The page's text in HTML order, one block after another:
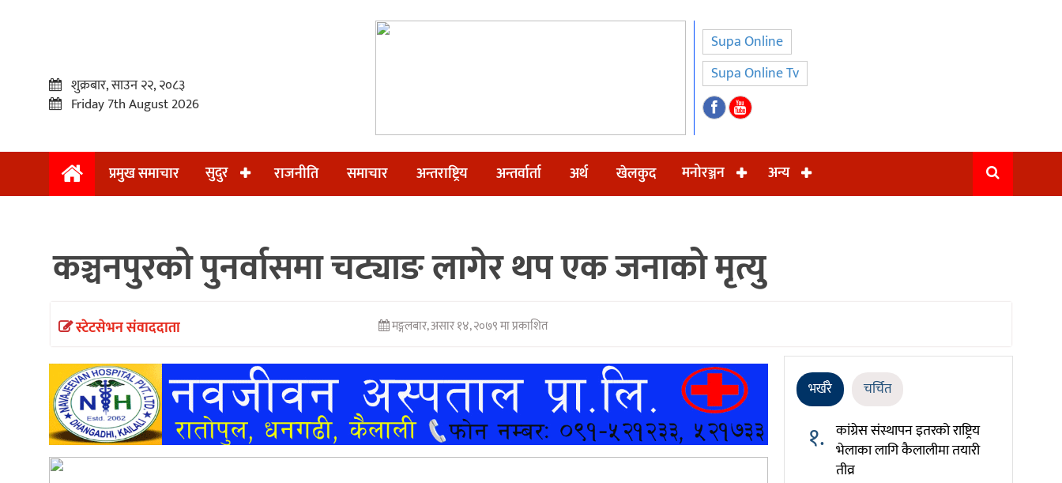
प्रमुख
समाचार
अन्तर्वार्ता
खेलकुद
शुक्रबार, साउन २२, २०८३
Friday 7th August 2026
Supa Online
Supa Online Tv
प्रमुख समाचार सुदुर राजनीति समाचार अन्तराष्ट्रिय अन्तर्वार्ता अर्थ खेलकुद मनोरञ्जन अन्य
कञ्चनपुरको पुनर्वासमा चट्याङ लागेर थप एक जनाको मृत्यु
स्टेटसेभन संवाददाता मङ्गलबार, असार १४, २०७९ मा प्रकाशित
भर्खरै चर्चित
१. कांग्रेस संस्थापन इतरको राष्ट्रिय
भेलाका लागि कैलालीमा तयारी
तीव्र